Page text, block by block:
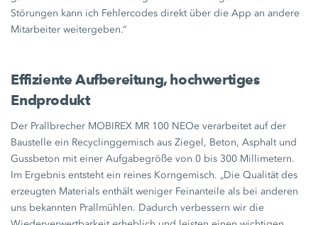
Störungen kann ich Fehlercodes direkt über die App an andere
Mitarbeiter weitergeben.“
Effiziente Aufbereitung, hochwertiges
Endprodukt
Der Prallbrecher MOBIREX MR 100 NEOe verarbeitet auf der
Baustelle ein Recyclinggemisch aus Ziegel, Beton, Asphalt und
Gussbeton mit einer Aufgabegröße von 0 bis 300 Millimetern.
Im Ergebnis entsteht ein reines Korngemisch. „Die Qualität des
erzeugten Materials enthält weniger Feinanteile als bei anderen
uns bekannten Prallmühlen. Dadurch verbessern wir die